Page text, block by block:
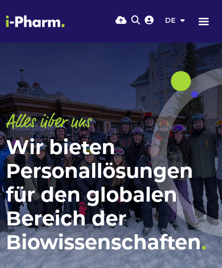
DE
Alles über uns
Wir bieten
Personallösungen
für den globalen
Bereich der
Biowissenschaften.